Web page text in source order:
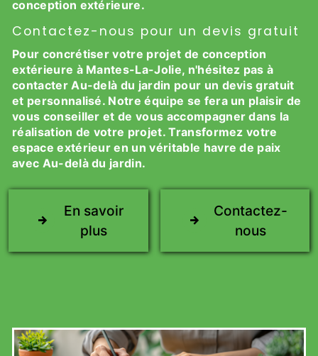
conception extérieure.
Contactez-nous pour un devis gratuit
Pour concrétiser votre projet de conception
extérieure à Mantes-La-Jolie, n'hésitez pas à
contacter Au-delà du jardin pour un devis gratuit
et personnalisé. Notre équipe se fera un plaisir de
vous conseiller et de vous accompagner dans la
réalisation de votre projet. Transformez votre
espace extérieur en un véritable havre de paix
avec Au-delà du jardin.
En savoir
plus
Contactez-
nous